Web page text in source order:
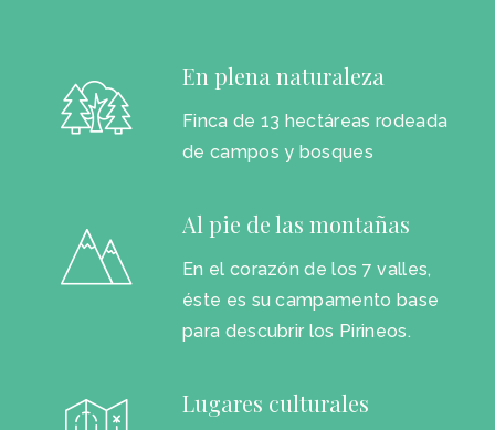
En plena naturaleza
Finca de 13 hectáreas rodeada
de campos y bosques
Al pie de las montañas
En el corazón de los 7 valles,
éste es su campamento base
para descubrir los Pirineos.
Lugares culturales